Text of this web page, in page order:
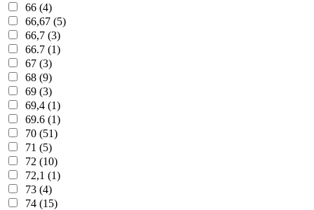
66 (4)
66,67 (5)
66,7 (3)
66.7 (1)
67 (3)
68 (9)
69 (3)
69,4 (1)
69.6 (1)
70 (51)
71 (5)
72 (10)
72,1 (1)
73 (4)
74 (15)